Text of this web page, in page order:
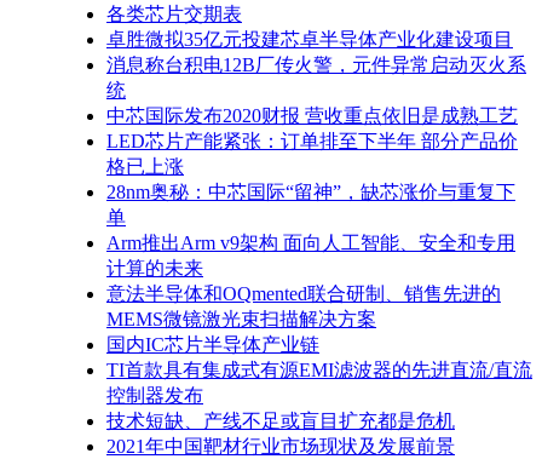
各类芯片交期表
卓胜微拟35亿元投建芯卓半导体产业化建设项目
消息称台积电12B厂传火警，元件异常启动灭火系
统
中芯国际发布2020财报 营收重点依旧是成熟工艺
LED芯片产能紧张：订单排至下半年 部分产品价
格已上涨
28nm奥秘：中芯国际“留神”，缺芯涨价与重复下
单
Arm推出Arm v9架构 面向人工智能、安全和专用
计算的未来
意法半导体和OQmented联合研制、销售先进的
MEMS微镜激光束扫描解决方案
国内IC芯片半导体产业链
TI首款具有集成式有源EMI滤波器的先进直流/直流
控制器发布
技术短缺、产线不足或盲目扩充都是危机
2021年中国靶材行业市场现状及发展前景